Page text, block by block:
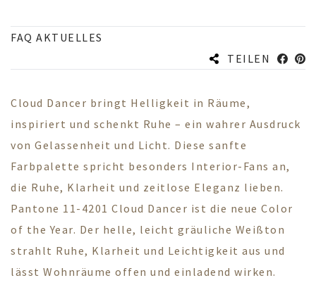
FAQ AKTUELLES
TEILEN
Cloud Dancer bringt Helligkeit in Räume,
inspiriert und schenkt Ruhe – ein wahrer Ausdruck
von Gelassenheit und Licht. Diese sanfte
Farbpalette spricht besonders Interior-Fans an,
die Ruhe, Klarheit und zeitlose Eleganz lieben.
Pantone 11-4201 Cloud Dancer ist die neue Color
of the Year. Der helle, leicht gräuliche Weißton
strahlt Ruhe, Klarheit und Leichtigkeit aus und
lässt Wohnräume offen und einladend wirken.